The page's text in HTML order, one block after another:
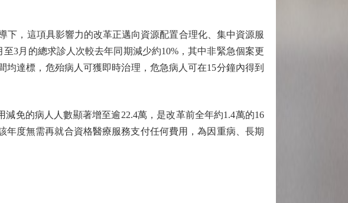
，這項具影響力的改革正邁向資源配置合理化、集中資源服
3月的總求診人次較去年同期減少約10%，其中非緊急個案更
達標，危殆病人可獲即時治理，危急病人可在15分鐘內得到
的病人人數顯著增至逾22.4萬，是改革前全年約1.4萬的16
度無需再就合資格醫療服務支付任何費用，為因重病、長期